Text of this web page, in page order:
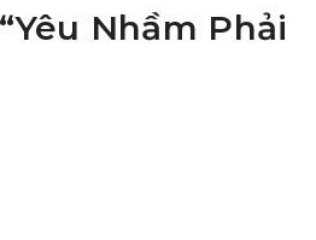
Nhầm Phải